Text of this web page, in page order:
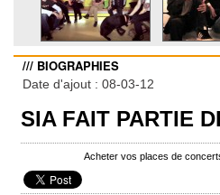
/// BIOGRAPHIES
Date d'ajout : 08-03-12
SIA FAIT PARTIE
Acheter vos places de